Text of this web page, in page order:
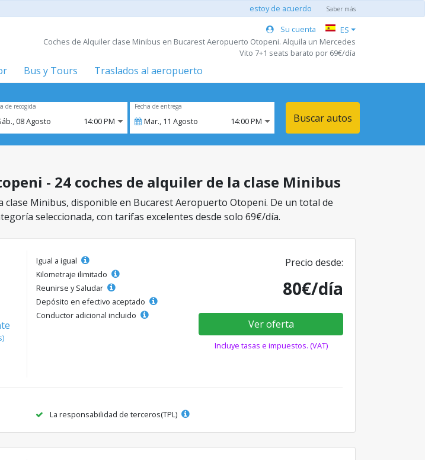
estoy de acuerdo Saber más
Su cuenta
ES
Coches de Alquiler clase Minibus en Bucarest Aeropuerto Otopeni. Alquila un Mercedes
Vito 7+1 seats barato por 69€/día
Bus y Tours
Traslados al aeropuerto
de recogida
08Agosto 14:00 PM
Fecha de entrega
Mar., 11 Agosto 14:00 PM Buscar autos
- 24 coches de alquiler de la clase Minibus
Minibus, disponible en Bucarest Aeropuerto Otopeni. De un total de
seleccionada, con tarifas excelentes desde solo 69€/día.
Igual a igual
Kilometraje ilimitado
Reunirse y Saludar
Depósito en efectivo aceptado
Conductor adicional incluido
Precio desde:
80€/día
Ver oferta
Incluye tasas e impuestos. (VAT)
La responsabilidad de terceros(TPL)